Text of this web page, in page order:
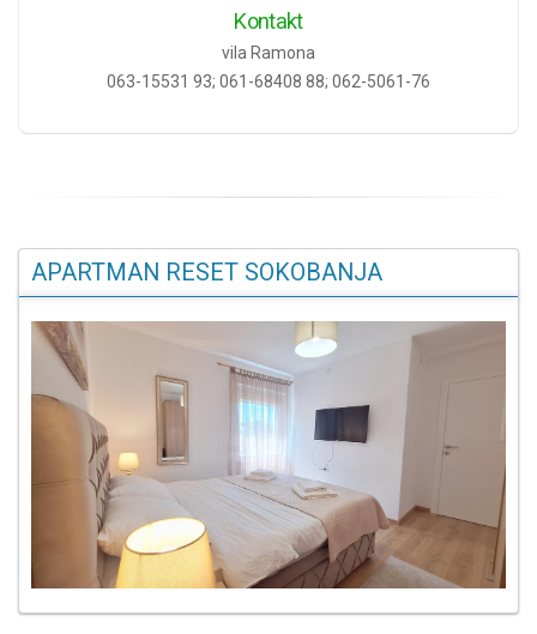
Kontakt
vila Ramona
063-15531 93; 061-68408 88; 062-5061-76
APARTMAN RESET SOKOBANJA